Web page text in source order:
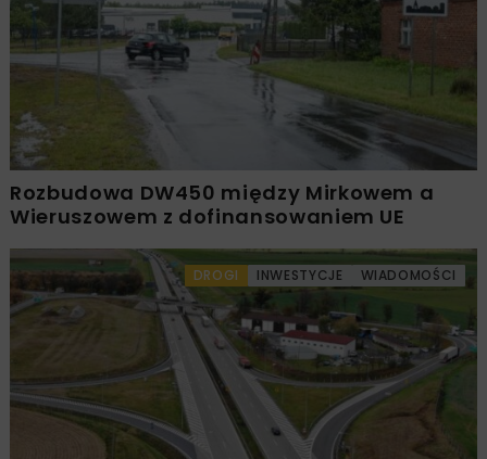
Rozbudowa DW450 między Mirkowem a
Wieruszowem z dofinansowaniem UE
DROGI INWESTYCJE WIADOMOŚCI